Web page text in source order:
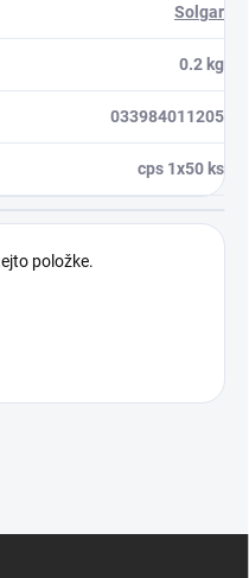
Solgar
0.2 kg
033984011205
cps 1x50 ks
položke.